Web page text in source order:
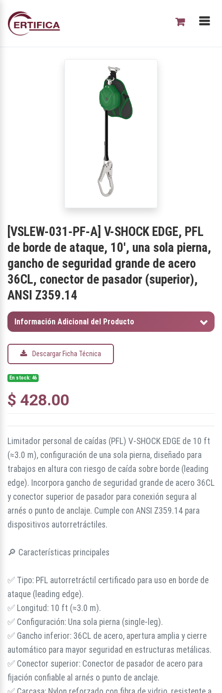
VSLEW-031-PF-A V-SHOCK EDGE, PFL
de borde de ataque, 10', una sola pierna,
gancho de seguridad grande de acero
36CL, conector de pasador (superior),
ANSI Z359.14
Información Adicional del Producto
Descargar Ficha Técnica
En stock: 46
$ 428.00
Limitador personal de caídas (PFL) V-SHOCK EDGE de 10 ft
(≈3.0 m), configuración de una sola pierna, diseñado para
trabajos en altura con riesgo de caída sobre borde (leading
edge). Incorpora gancho de seguridad grande de acero 36CL
y conector superior de pasador para conexión segura al
arnés o punto de anclaje. Cumple con ANSI Z359.14 para
dispositivos autorretráctiles.
🔎 Características principales
✅ Tipo: PFL autorretráctil certificado para uso en borde de
ataque (leading edge).
✅ Longitud: 10 ft (≈3.0 m).
✅ Configuración: Una sola pierna (single-leg).
✅ Gancho inferior: 36CL de acero, apertura amplia y cierre
automático para mayor seguridad en estructuras metálicas.
✅ Conector superior: Conector de pasador de acero para
fijación confiable al arnés o punto de anclaje.